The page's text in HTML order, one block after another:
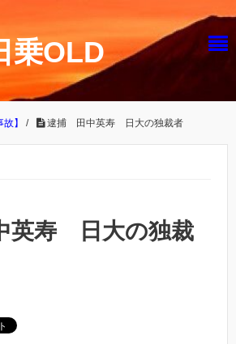
乗OLD
】 / 逮捕 田中英寿 日大の独裁者
英寿 日大の独裁